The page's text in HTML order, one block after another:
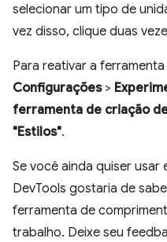
selecionar um tipo de
vez disso, clique duas
Para reativar a
Configurações>
ferramenta de criação
"Estilos".
Se você ainda quiser
DevTools gostaria de
ferramenta de
trabalho. Deixe seu